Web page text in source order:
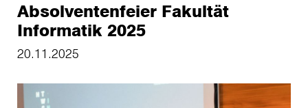
Absolventenfeier Fakultät
Informatik 2025
20.11.2025